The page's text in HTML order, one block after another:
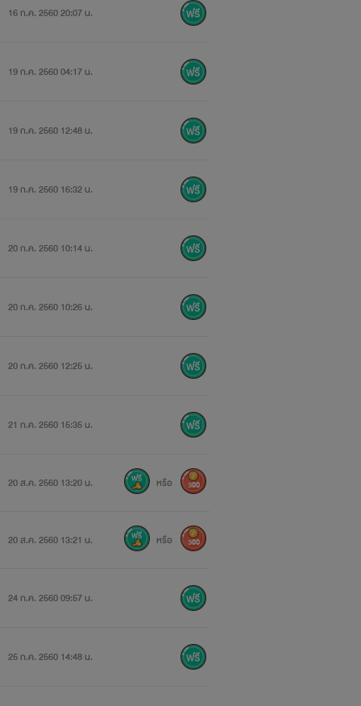
ยายกันได้น่ะค่ะ
16 ก.ค. 2560 20:07 น.
19 ก.ค. 2560 04:17 น.
19 ก.ค. 2560 12:48 น.
19 ก.ค. 2560 16:32 น.
20 ก.ค. 2560 10:14 น.
20 ก.ค. 2560 10:26 น.
20 ก.ค. 2560 12:25 น.
21 ก.ค. 2560 15:35 น.
20 ส.ค. 2560 13:20 น. หรือ 300
20 ส.ค. 2560 13:21 น. หรือ 300
24 ก.ค. 2560 09:57 น.
25 ก.ค. 2560 14:48 น.